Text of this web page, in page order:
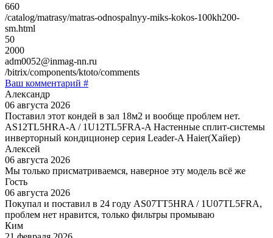
660
/catalog/matrasy/matras-odnospalnyy-miks-kokos-100kh200-
sm.html
50
2000
adm0052@inmag-nn.ru
/bitrix/components/ktoto/comments
Ваш комментарий #
Александр
06 августа 2026
Поставил этот кондей в зал 18м2 и вообще проблем нет.
AS12TL5HRA-A / 1U12TL5FRA-A Настенные сплит-системы
инверторный кондиционер серия Leader-A Haier(Хайер)
Алексей
06 августа 2026
Мы только присматриваемся, наверное эту модель всё же
Гость
06 августа 2026
Покупал и поставил в 24 году AS07TT5HRA / 1U07TL5FRA,
проблем нет нравится, только фильтры промываю
Ким